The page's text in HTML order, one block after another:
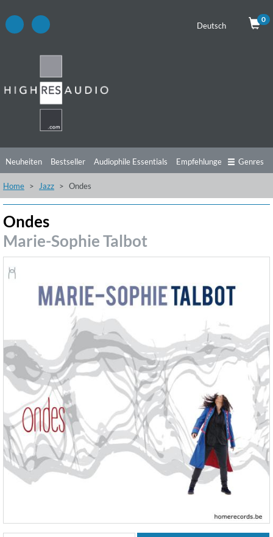
Deutsch
0
Neuheiten Bestseller Audiophile Essentials Empfehlungen
Hörtipps Top Alben Angebote
Genres
Home Jazz Ondes
Ondes
Marie-Sophie Talbot